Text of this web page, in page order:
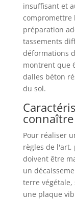
insuffisant et
compromettre
préparation
tassements
déformations
montrent que
dalles béton
du sol.
connaître
Pour réaliser
règles de l'art,
doivent être
un
terre végétale,
une plaque